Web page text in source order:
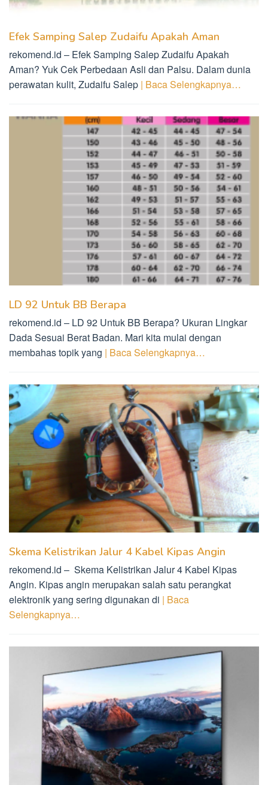
Efek Samping Salep Zudaifu Apakah Aman
rekomend.id – Efek Samping Salep Zudaifu Apakah
Aman? Yuk Cek Perbedaan Asli dan Palsu. Dalam dunia
perawatan kulit, Zudaifu Salep | Baca Selengkapnya…
LD 92 Untuk BB Berapa
rekomend.id – LD 92 Untuk BB Berapa? Ukuran Lingkar
Dada Sesuai Berat Badan. Mari kita mulai dengan
membahas topik yang | Baca Selengkapnya…
Skema Kelistrikan Jalur 4 Kabel Kipas Angin
rekomend.id – Skema Kelistrikan Jalur 4 Kabel Kipas
Angin. Kipas angin merupakan salah satu perangkat
elektronik yang sering digunakan di | Baca
Selengkapnya…